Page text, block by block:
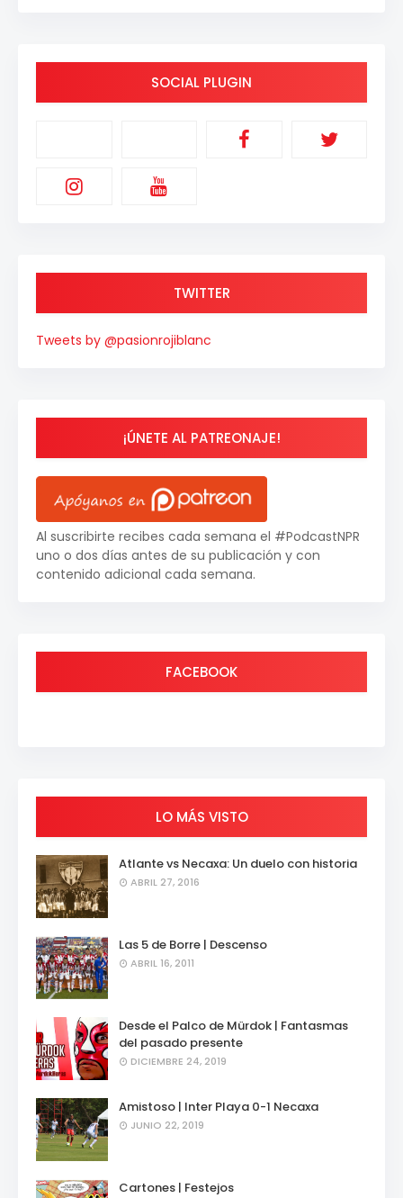
SOCIAL PLUGIN
TWITTER
Tweets by @pasionrojiblanc
¡ÚNETE AL PATREONAJE!
Al suscribirte recibes cada semana el #PodcastNPR
uno o dos días antes de su publicación y con
contenido adicional cada semana.
FACEBOOK
LO MÁS VISTO
Atlante vs Necaxa: Un duelo con historia
ABRIL 27, 2016
Las 5 de Borre | Descenso
ABRIL 16, 2011
Desde el Palco de Mürdok | Fantasmas
del pasado presente
DICIEMBRE 24, 2019
Amistoso | Inter Playa 0-1 Necaxa
JUNIO 22, 2019
Cartones | Festejos